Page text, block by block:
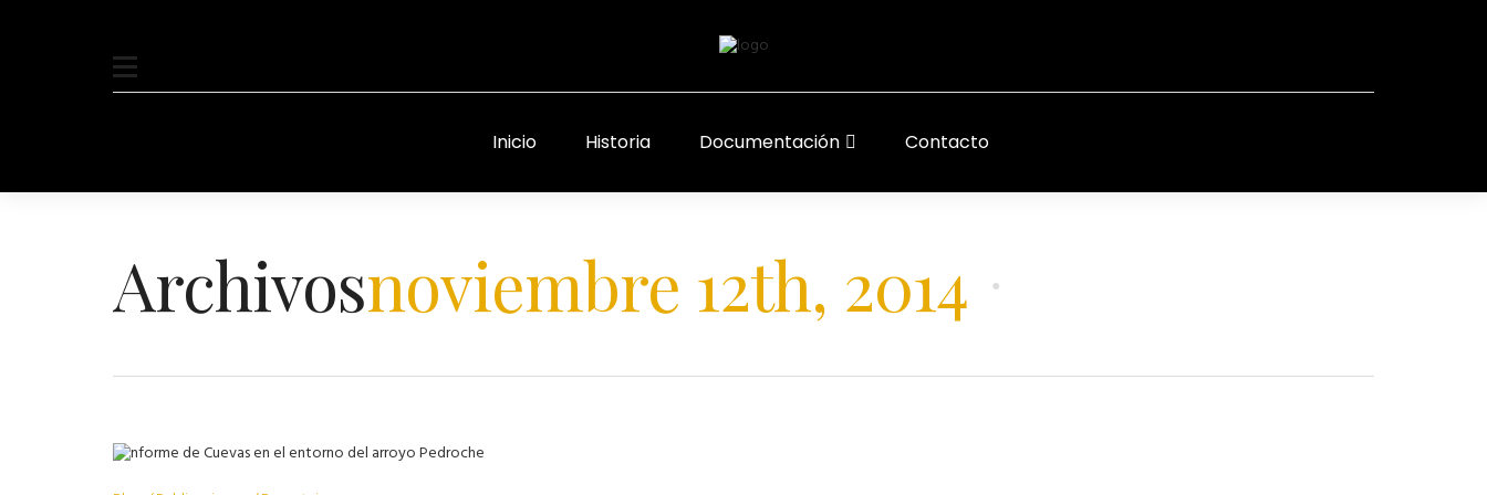
Inicio Historia Documentación Contacto
Archivosnoviembre 12th, 2014